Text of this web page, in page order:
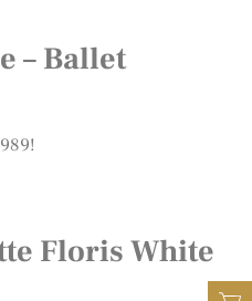
– Ballet
Floris White